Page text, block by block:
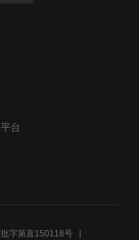
台
字第直150118号